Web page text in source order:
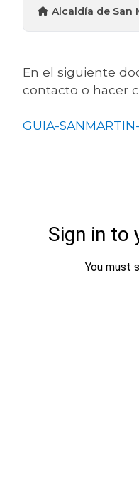
Alcaldía de San
En el siguiente
contacto o hacer
GUIA-